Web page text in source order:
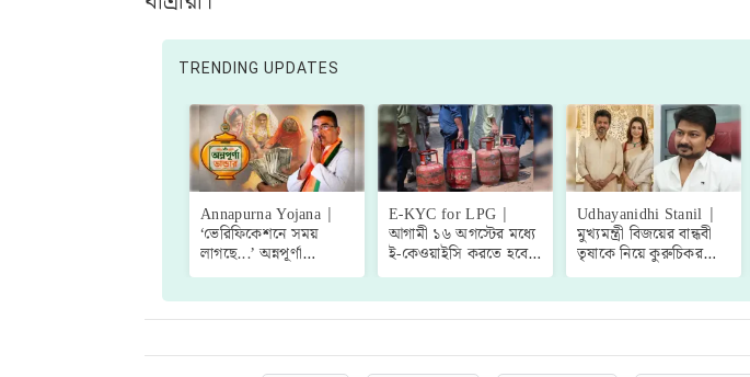
TRENDING UPDATES
Annapurna Yojana |
‘ভেরিফিকেশনে সময়
লাগছে...’ অন্নপূর্ণা
যোজনার টাকা কবে ঢুকবে
শুভেন্দু!
E-KYC for LPG |
আগামী ১৬ অগস্টের মধ্যে
ই-কেওয়াইসি করতে হবে
দেশে গৃহস্থালির রান্নার
নাহলেই বিপদ!
Udhayanidhi Stanil |
মুখ্যমন্ত্রী বিজয়ের বান্ধবী
তৃষাকে নিয়ে কুরুচিকর
মন্তব্য, গ্রেফতার এমকে
স্ট্যালিন!